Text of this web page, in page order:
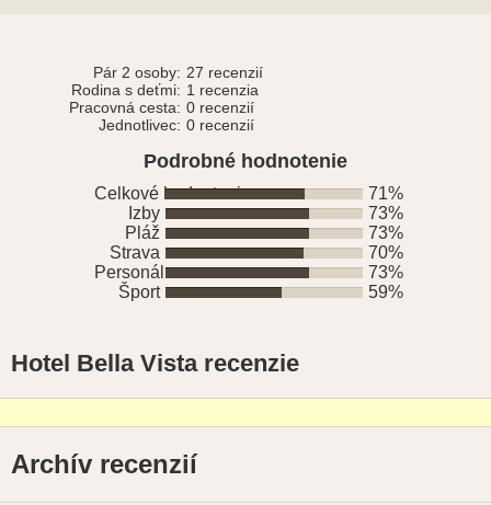
Pár 2 osoby: 27 recenzií
Rodina s deťmi: 1 recenzia
Pracovná cesta: 0 recenzií
Jednotlivec: 0 recenzií
Podrobné hodnotenie
Celkové hodnotenie
71%
Izby
73%
Pláž
73%
Strava
70%
Personál
73%
Šport
59%
Hotel Bella Vista recenzie
Archív recenzií